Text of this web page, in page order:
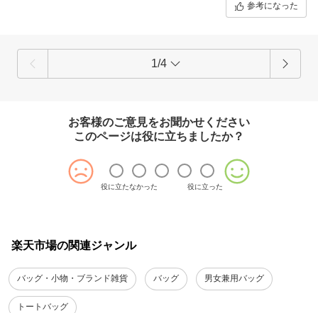
参考になった
1/4
お客様のご意見をお聞かせください
このページは役に立ちましたか？
役に立たなかった 役に立った
楽天市場の関連ジャンル
バッグ・小物・ブランド雑貨 バッグ 男女兼用バッグ
トートバッグ